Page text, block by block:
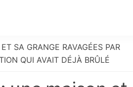
SA GRANGE RAVAGÉES PAR
QUI AVAIT DÉJÀ BRÛLÉ